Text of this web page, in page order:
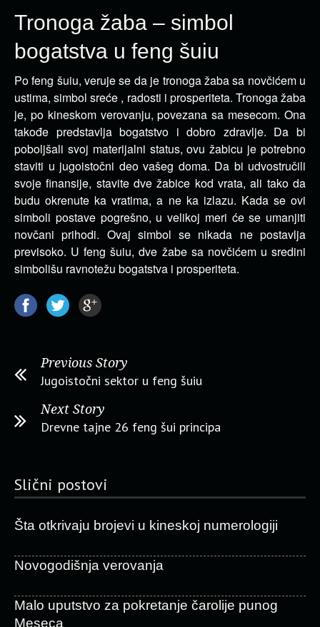
Tronoga žaba – simbol
bogatstva u feng šuiu
Po feng šuiu, veruje se da je tronoga žaba sa novčićem u
ustima, simbol sreće , radosti i prosperiteta. Tronoga žaba
je, po kineskom verovanju, povezana sa mesecom. Ona
takođe predstavlja bogatstvo i dobro zdravlje. Da bi
poboljšali svoj materijalni status, ovu žabicu je potrebno
staviti u jugoistočni deo vašeg doma. Da bi udvostručili
svoje finansije, stavite dve žabice kod vrata, ali tako da
budu okrenute ka vratima, a ne ka izlazu. Kada se ovi
simboli postave pogrešno, u velikoj meri će se umanjiti
novčani prihodi. Ovaj simbol se nikada ne postavlja
previsoko. U feng šuiu, dve žabe sa novčićem u sredini
simbolišu ravnotežu bogatstva i prosperiteta.
Previous Story
Jugoistočni sektor u feng šuiu
Next Story
Drevne tajne 26 feng šui principa
Slični postovi
Šta otkrivaju brojevi u kineskoj numerologiji
Novogodišnja verovanja
Malo uputstvo za pokretanje čarolije punog
Meseca